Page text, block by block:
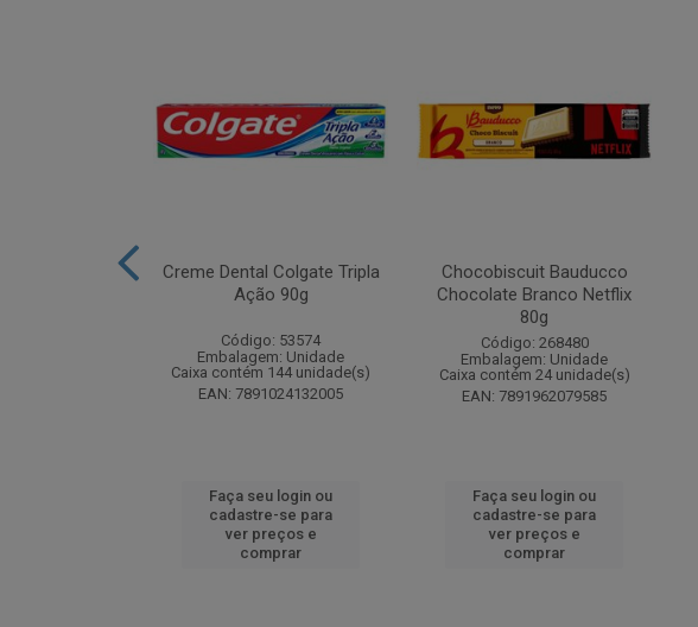
Creme Dental Colgate Tripla
Ação 90g
Código: 53574
Embalagem: Unidade
Caixa contém 144 unidade(s)
EAN: 7891024132005
Faça seu login ou
cadastre-se para
ver preços e
comprar
Chocobiscuit Bauducco
Chocolate Branco Netflix
80g
Código: 268480
Embalagem: Unidade
Caixa contém 24 unidade(s)
EAN: 7891962079585
Faça seu login ou
cadastre-se para
ver preços e
comprar